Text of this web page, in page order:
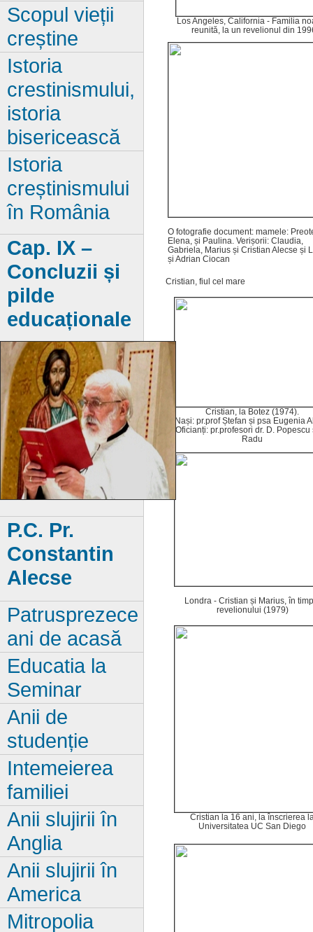
Los Angeles, California - Familia
reunită, la un revelionul din
O fotografie document: mamele:
Elena, și Paulina. Verișorii: Claudia,
Gabriela, Marius și Cristian Alecse și
și Adrian Ciocan
Cristian, fiul cel mare
Cristian, la Botez (1974).
Nași: pr.prof Ștefan și psa Eugenia
Oficianți: pr.profesori dr. D. Popescu
Radu
Londra - Cristian și Marius, în
revelionului (1979)
Cristian la 16 ani, la înscrierea
Universitatea UC San Diego
Scopul vieții
creștine
Istoria
crestinismului,
istoria
bisericească
Istoria
creștinismului
în România
Cap. IX –
Concluzii și
pilde
educaționale
P.C. Pr.
Constantin
Alecse
Patrusprezece
ani de acasă
Educatia la
Seminar
Anii de
studenție
Intemeierea
familiei
Anii slujirii în
Anglia
Anii slujirii în
America
Mitropolia